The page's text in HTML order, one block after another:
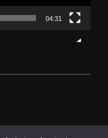
04:31